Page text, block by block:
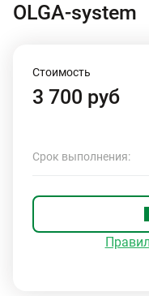
OLGA-system
Стоимость
3 700 руб
Срок выполнения: